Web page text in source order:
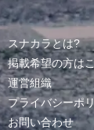
スナカラとは?
掲載希望の方は
運営組織
プライバシーポ
お問い合わせ